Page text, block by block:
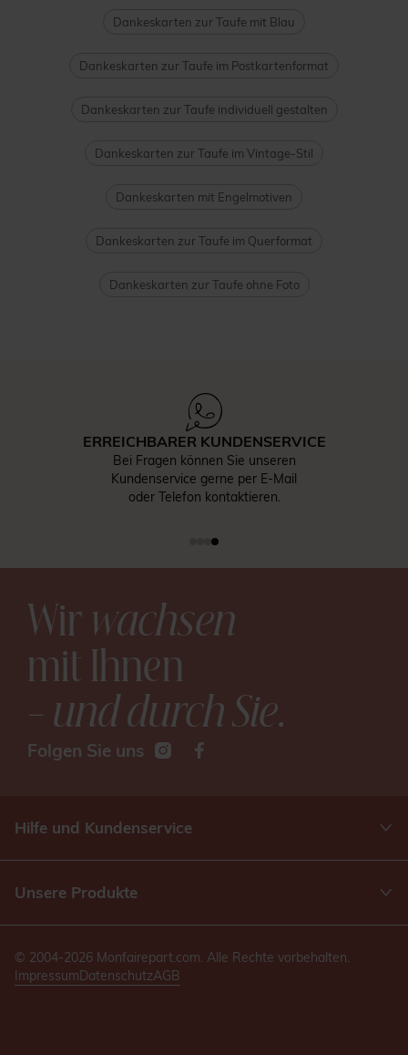
Dankeskarten zur Taufe mit Blau
Dankeskarten zur Taufe im Postkartenformat
Dankeskarten zur Taufe individuell gestalten
Dankeskarten zur Taufe im Vintage-Stil
Dankeskarten mit Engelmotiven
Dankeskarten zur Taufe im Querformat
Dankeskarten zur Taufe ohne Foto
ERREICHBARER KUNDENSERVICE
Bei Fragen können Sie unseren
Kundenservice gerne per E-Mail
oder Telefon kontaktieren.
Wirwachsen
mit Ihnen
– und durch Sie.
Folgen Sie uns
Hilfe und Kundenservice
Unsere Produkte
© 2004-2026 Monfairepart.com. Alle Rechte vorbehalten.
ImpressumDatenschutzAGB